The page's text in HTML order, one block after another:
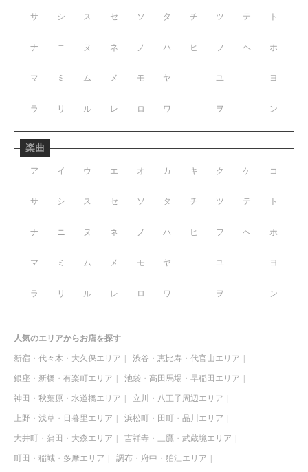
サ シ ス セ ソ
ナ ニ ヌ ネ ノ
マ ミ ム メ モ
ラ リ ル レ ロ
タ チ ツ テ ト
ハ ヒ フ ヘ ホ
ヤ ユ ヨ
ワ ヲ ン
楽曲
ア イ ウ エ オ
サ シ ス セ ソ
ナ ニ ヌ ネ ノ
マ ミ ム メ モ
ラ リ ル レ ロ
カ キ ク ケ コ
タ チ ツ テ ト
ハ ヒ フ ヘ ホ
ヤ ユ ヨ
ワ ヲ ン
人気のエリアからお店を探す
新宿・代々木・大久保エリア 渋谷・恵比寿・代官山エリア
銀座・新橋・有楽町エリア 池袋・高田馬場・早稲田エリア
神田・秋葉原・水道橋エリア 立川・八王子周辺エリア
上野・浅草・日暮里エリア 浜松町・田町・品川エリア
大井町・蒲田・大森エリア 吉祥寺・三鷹・武蔵境エリア
町田・稲城・多摩エリア 調布・府中・狛江エリア